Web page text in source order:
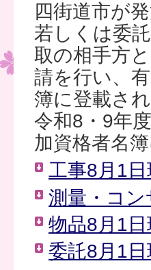
四街道市が
若しくは委
取の相手方
請を行い、
簿に登載さ
令和8・9年
加資格者名
工事8月1
測量・コ
物品8月1
委託8月1